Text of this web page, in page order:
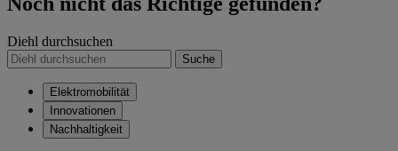
Diehl durchsuchen
Suche
Elektromobilität
Innovationen
Nachhaltigkeit